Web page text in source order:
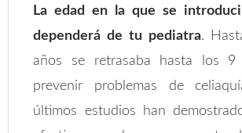
La edad en la que se
dependerá de tu pediatra.
años se retrasaba hasta los 9
prevenir problemas de
últimos estudios han